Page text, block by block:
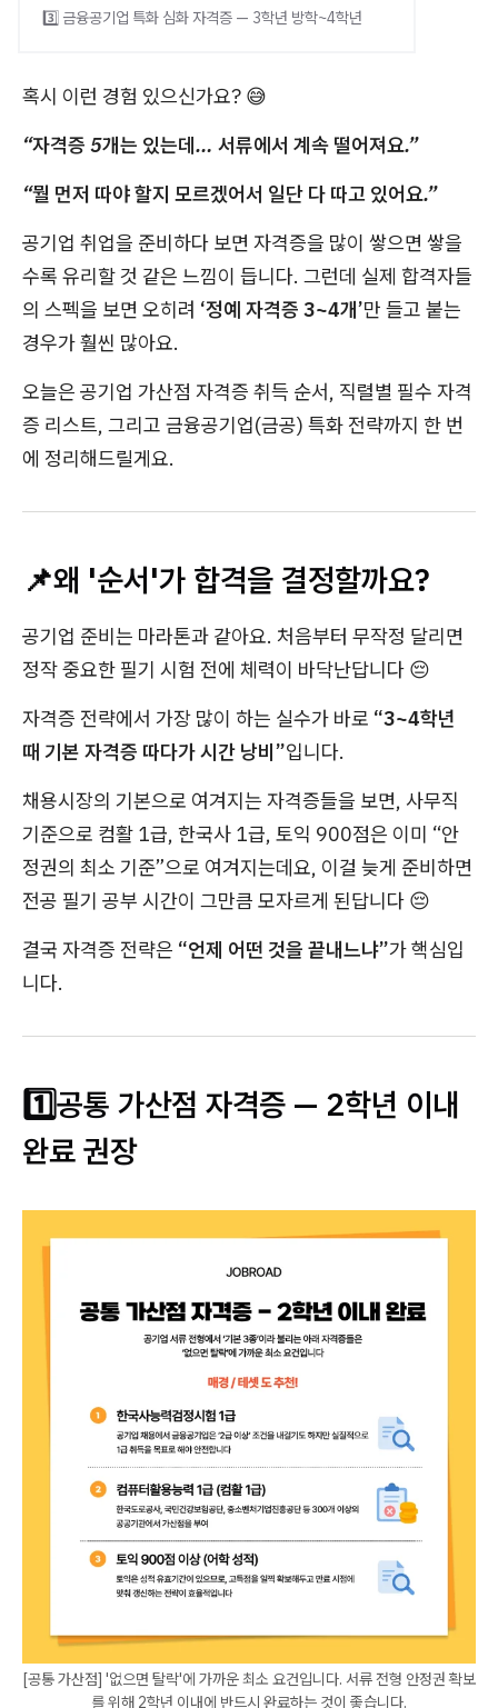
3️⃣ 금융공기업 특화 심화 자격증 — 3학년 방학~4학년
혹시 이런 경험 있으신가요? 😅
“자격증 5개는 있는데… 서류에서 계속 떨어져요.”
“뭘 먼저 따야 할지 모르겠어서 일단 다 따고 있어요.”
공기업 취업을 준비하다 보면 자격증을 많이 쌓으면 쌓을
수록 유리할 것 같은 느낌이 듭니다. 그런데 실제 합격자들
의 스펙을 보면 오히려 ‘정예 자격증 3~4개’만 들고 붙는
경우가 훨씬 많아요.
오늘은 공기업 가산점 자격증 취득 순서, 직렬별 필수 자격
증 리스트, 그리고 금융공기업(금공) 특화 전략까지 한 번
에 정리해드릴게요.
📌왜 '순서'가 합격을 결정할까요?
공기업 준비는 마라톤과 같아요. 처음부터 무작정 달리면
정작 중요한 필기 시험 전에 체력이 바닥난답니다 😔
자격증 전략에서 가장 많이 하는 실수가 바로 “3~4학년
때 기본 자격증 따다가 시간 낭비”입니다.
채용시장의 기본으로 여겨지는 자격증들을 보면, 사무직
기준으로 컴활 1급, 한국사 1급, 토익 900점은 이미 “안
정권의 최소 기준”으로 여겨지는데요, 이걸 늦게 준비하면
전공 필기 공부 시간이 그만큼 모자르게 된답니다 😔
결국 자격증 전략은 “언제 어떤 것을 끝내느냐”가 핵심입
니다.
1️⃣공통 가산점 자격증 — 2학년 이내
완료 권장
[공통 가산점] '없으면 탈락'에 가까운 최소 요건입니다. 서류 전형 안정권 확보
를 위해 2학년 이내에 반드시 완료하는 것이 좋습니다.